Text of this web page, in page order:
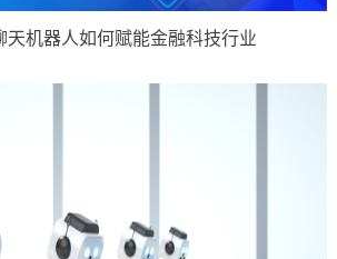
天机器人如何赋能金融科技行业